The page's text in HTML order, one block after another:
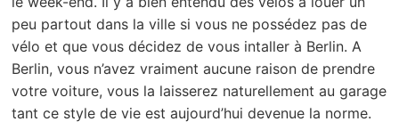
peu partout dans la ville si vous ne possédez pas de
vélo et que vous décidez de vous intaller à Berlin. A
Berlin, vous n’avez vraiment aucune raison de prendre
votre voiture, vous la laisserez naturellement au garage
tant ce style de vie est aujourd’hui devenue la norme.